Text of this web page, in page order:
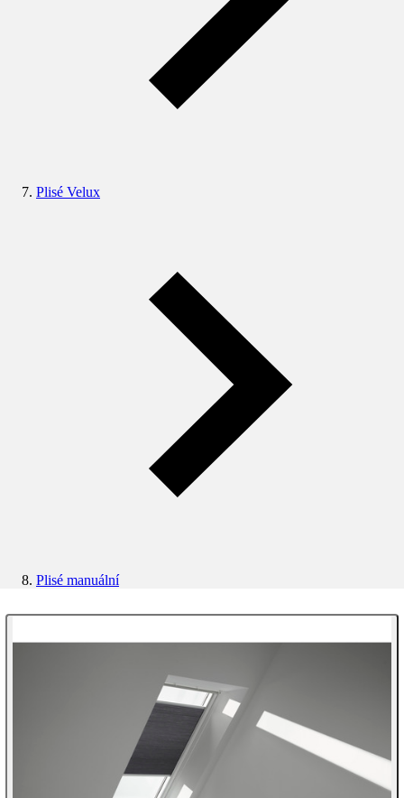
Plisé Velux
Plisé manuální